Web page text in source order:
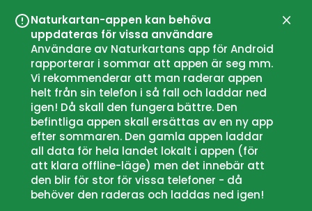
Naturkartan-appen kan behöva
uppdateras för vissa användare
Användare av Naturkartans app för Android
rapporterar i sommar att appen är seg mm.
Vi rekommenderar att man raderar appen
helt från sin telefon i så fall och laddar ned
igen! Då skall den fungera bättre. Den
befintliga appen skall ersättas av en ny app
efter sommaren. Den gamla appen laddar
all data för hela landet lokalt i appen (för
att klara offline-läge) men det innebär att
den blir för stor för vissa telefoner - då
behöver den raderas och laddas ned igen!
Sulje